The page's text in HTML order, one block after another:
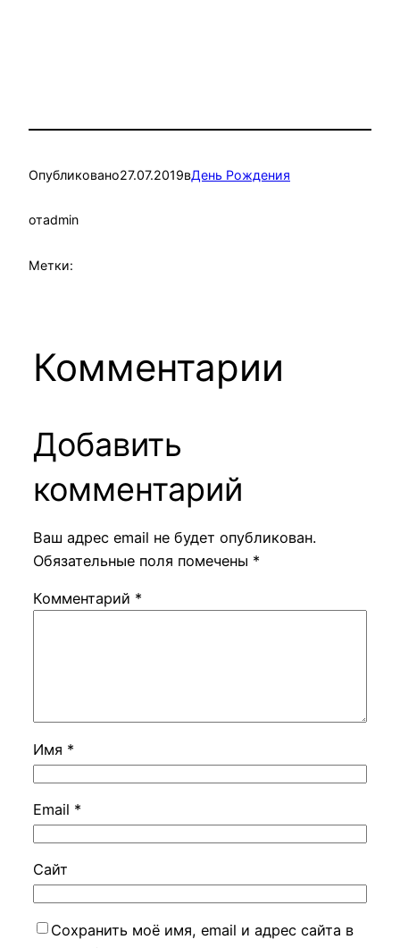
Опубликовано27.07.2019вДень Рождения
отadmin
Метки:
Комментарии
Добавить
комментарий
Ваш адрес email не будет опубликован.
Обязательные поля помечены *
Комментарий *
Имя *
Email *
Сайт
Сохранить моё имя, email и адрес сайта в